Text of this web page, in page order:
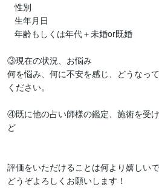
   性別
③現在の状況、お悩み
何を悩み、何に不安を感じ、どうなっ
ください。
④既に他の占い師様の鑑定、施術を受
ど
評価をいただけることは何より嬉しい
どうぞよろしくお願いします！